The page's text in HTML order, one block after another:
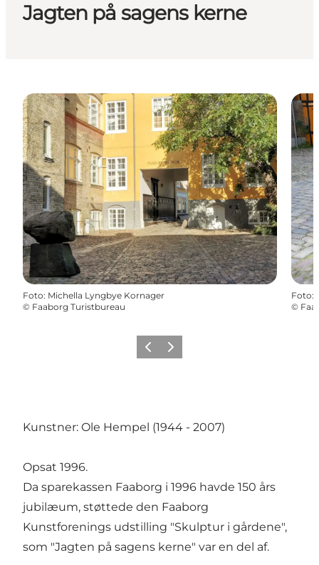
Jagten på sagens kerne
Foto: Michella Lyngbye Kornager
© Faaborg Turistbureau
Foto:
©
ForrigeNæste
Kunstner: Ole Hempel (1944 - 2007)
Opsat 1996.
Da sparekassen Faaborg i 1996 havde 150 års
jubilæum, støttede den Faaborg
Kunstforenings udstilling "Skulptur i gårdene",
som "Jagten på sagens kerne" var en del af.